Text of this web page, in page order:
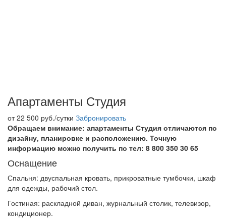
Апартаменты Студия
от 22 500 руб./сутки Забронировать
Обращаем внимание: апартаменты Студия отличаются по
дизайну, планировке и расположению. Точную
информацию можно получить по тел: 8 800 350 30 65
Оснащение
Спальня: двуспальная кровать, прикроватные тумбочки, шкаф
для одежды, рабочий стол.
Гостиная: раскладной диван, журнальный столик, телевизор,
кондиционер.